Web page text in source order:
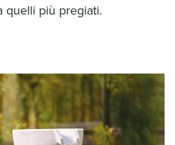
quelli più pregiati.